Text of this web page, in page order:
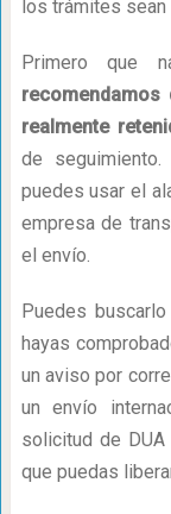
los trámites sean
Primero que
realmente
de
puedes usar el
empresa de
el envío.
Puedes
hayas
un aviso por
un envío
solicitud de
que puedas